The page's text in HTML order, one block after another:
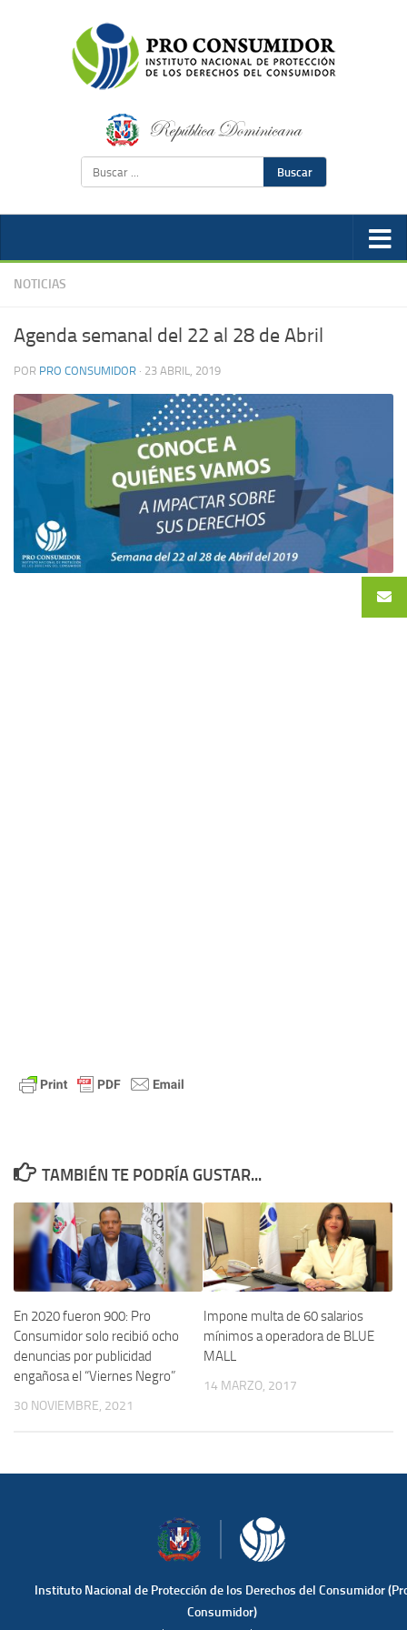
Buscar
NOTICIAS
Agenda semanal del 22 al 28 de Abril
POR PRO CONSUMIDOR · 23 ABRIL, 2019
TAMBIÉN TE PODRÍA GUSTAR...
En 2020 fueron 900: Pro
Consumidor solo recibió ocho
denuncias por publicidad
engañosa el “Viernes Negro”
30 NOVIEMBRE, 2021
Impone multa de 60 salarios
mínimos a operadora de BLUE
MALL
14 MARZO, 2017
Instituto Nacional de Protección de los Derechos del Consumidor
Consumidor)